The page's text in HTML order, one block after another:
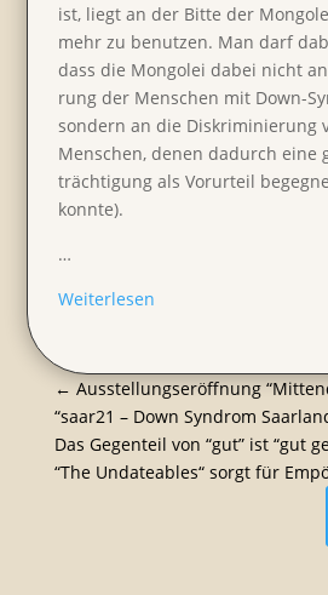
ist, liegt an der Bitte der
mehr zu benutzen. Man darf
dass die Mongolei dabei nicht
rung der Menschen mit Down-
sondern an die Diskri­mi­nie­rung
Menschen, denen dadurch eine
träch­ti­gung als Vorur­teil
konnte).
…
Weiter­lesen
← Ausstel­lungs­er­öff­nung
“saar21 – Down Syndrom
Das Gegen­teil von “gut” ist “gut
“The Undate­ables“ sorgt für